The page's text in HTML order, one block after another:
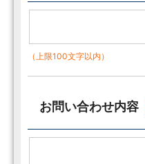
（上限100文字以内）
お問い合わせ内容